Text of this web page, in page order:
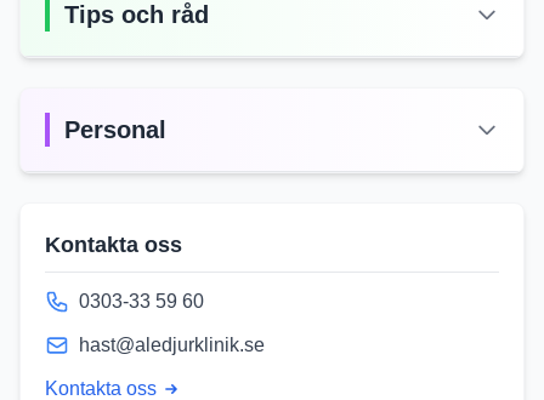
Tips och råd
Personal
Kontakta oss
0303-33 59 60
hast@aledjurklinik.se
Kontakta oss